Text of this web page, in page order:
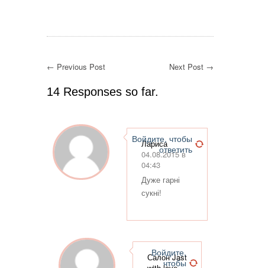
← Previous Post Next Post →
14 Responses so far.
Лариса
04.08.2015 в
04:43
Дуже гарні
сукні!
Войдите, чтобы
ответить
Салон Jast
Войдите,
чтобы